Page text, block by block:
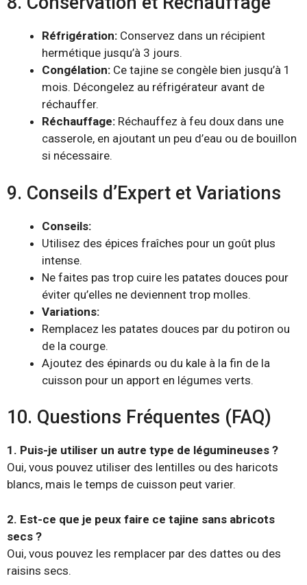
Réfrigération: Conservez dans un récipient
hermétique jusqu’à 3 jours.
Congélation: Ce tajine se congèle bien jusqu’à 1
mois. Décongelez au réfrigérateur avant de
réchauffer.
Réchauffage: Réchauffez à feu doux dans une
casserole, en ajoutant un peu d’eau ou de bouillon
si nécessaire.
9. Conseils d’Expert et Variations
Conseils:
Utilisez des épices fraîches pour un goût plus
intense.
Ne faites pas trop cuire les patates douces pour
éviter qu’elles ne deviennent trop molles.
Variations:
Remplacez les patates douces par du potiron ou
de la courge.
Ajoutez des épinards ou du kale à la fin de la
cuisson pour un apport en légumes verts.
10. Questions Fréquentes (FAQ)
1. Puis-je utiliser un autre type de légumineuses ?
Oui, vous pouvez utiliser des lentilles ou des haricots
blancs, mais le temps de cuisson peut varier.
2. Est-ce que je peux faire ce tajine sans abricots
secs ?
Oui, vous pouvez les remplacer par des dattes ou des
raisins secs.